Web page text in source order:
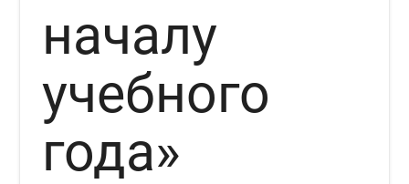
началу
учебного
года»